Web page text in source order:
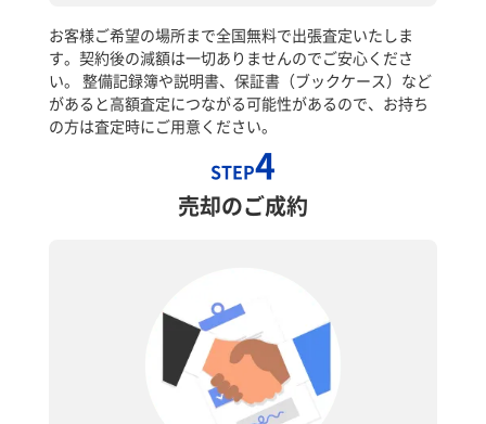
お客様ご希望の場所まで全国無料で出張査定いたしま
す。契約後の減額は一切ありませんのでご安心くださ
い。 整備記録簿や説明書、保証書（ブックケース）など
があると高額査定につながる可能性があるので、お持ち
の方は査定時にご用意ください。
STEP4
売却のご成約